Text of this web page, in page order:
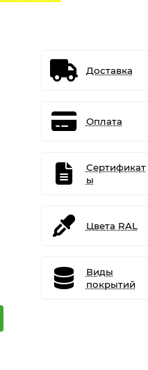
Доставка
Оплата
Сертификат
ы
Цвета RAL
Виды
покрытий